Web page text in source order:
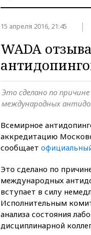
15 апреля 2016, 21:45
WADA
Это сделано по
международных
Всемирное
аккредитацию
сообщает
Это сделано по
международных
вступает в силу
Исполнительным
анализа состояния
дисциплинарной